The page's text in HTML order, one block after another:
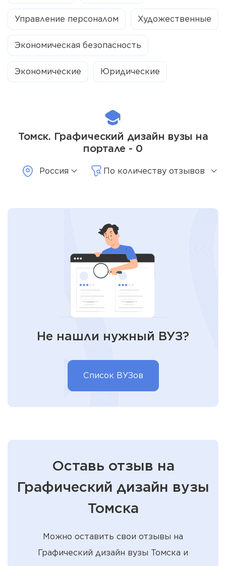
Управление персоналом Художественные
Экономическая безопасность
Экономические Юридические
Томск. Графический дизайн вузы на
портале - 0
Россия По количеству отзывов
Не нашли нужный ВУЗ?
Список ВУЗов
Оставь отзыв на
Графический дизайн вузы
Томска
Можно оставить свои отзывы на
Графический дизайн вузы Томска и